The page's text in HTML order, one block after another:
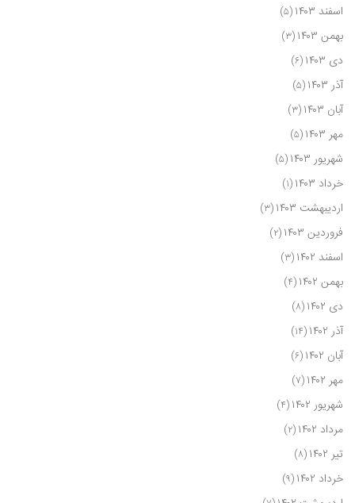
اسفند ۱۴۰۳ (۵)
بهمن ۱۴۰۳ (۳)
دی ۱۴۰۳ (۶)
آذر ۱۴۰۳ (۵)
آبان ۱۴۰۳ (۳)
مهر ۱۴۰۳ (۵)
شهریور ۱۴۰۳ (۵)
خرداد ۱۴۰۳ (۱)
اردیبهشت ۱۴۰۳ (۳)
فروردین ۱۴۰۳ (۲)
اسفند ۱۴۰۲ (۳)
بهمن ۱۴۰۲ (۴)
دی ۱۴۰۲ (۸)
آذر ۱۴۰۲ (۱۴)
آبان ۱۴۰۲ (۶)
مهر ۱۴۰۲ (۷)
شهریور ۱۴۰۲ (۴)
مرداد ۱۴۰۲ (۲)
تیر ۱۴۰۲ (۸)
خرداد ۱۴۰۲ (۹)